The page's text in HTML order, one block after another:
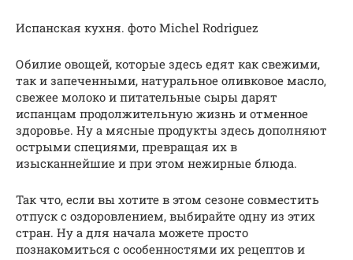
Испанская кухня. фото Michel Rodriguez
Обилие овощей, которые здесь едят как свежими,
так и запеченными, натуральное оливковое масло,
свежее молоко и питательные сыры дарят
испанцам продолжительную жизнь и отменное
здоровье. Ну а мясные продукты здесь дополняют
острыми специями, превращая их в
изысканнейшие и при этом нежирные блюда.
Так что, если вы хотите в этом сезоне совместить
отпуск с оздоровлением, выбирайте одну из этих
стран. Ну а для начала можете просто
познакомиться с особенностями их рецептов и